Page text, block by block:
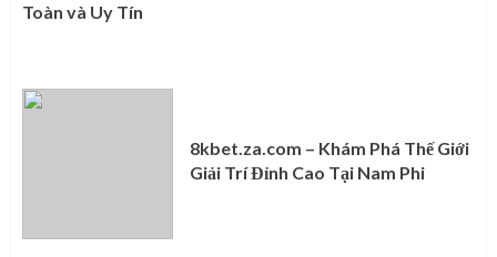
Toàn và Uy Tín
8kbet.za.com – Khám Phá Thế Giới
Giải Trí Đỉnh Cao Tại Nam Phi